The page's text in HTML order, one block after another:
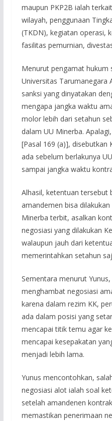
maupun PKP2B ialah
wilayah, penggunaan
(TKDN), kegiatan operasi,
fasilitas pemurnian,
Menurut pengamat hukum
Universitas Tarumanegara
sanksi yang dinyatakan
mengapa jangka waktu
molor lebih dari setahun
dalam UU Minerba.
[Pasal 169 (a)], disebutkan
ada sebelum berlakunya
sampai jangka waktu
Alhasil, ketentuan tersebut
amandemen bisa
Minerba terbit, asalkan
negosiasi yang dilakukan
walaupun jauh dari
memerintahkan setahun
Sementara menurut
menghambat negosiasi
karena dalam rezim KK,
ada dalam posisi yang
mencapai titik temu agar
mencapai kesepakatan
menjadi lebih lama.
Yunus mencontohkan,
negosiasi alot ialah soal
setelah amandenen
memastikan penerimaan